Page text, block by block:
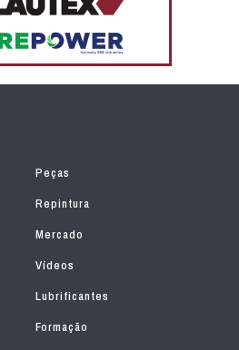
Peças
Repintura
Mercado
Vídeos
Lubrificantes
Formação